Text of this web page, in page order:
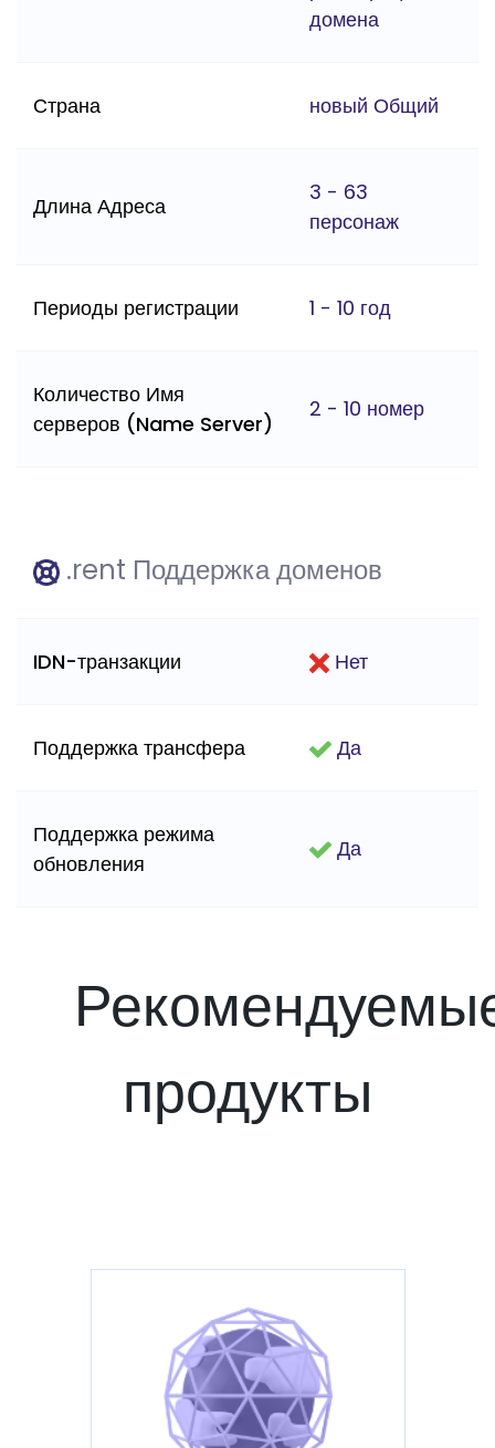
домена
Страна новый Общий
Длина Адреса
3 - 63
персонаж
Периоды регистрации 1 - 10 год
Количество Имя
серверов (Name Server)
2 - 10 номер
.rent Поддержка доменов
IDN-транзакции Нет
Поддержка трансфера Да
Поддержка режима
обновления
Да
продукты